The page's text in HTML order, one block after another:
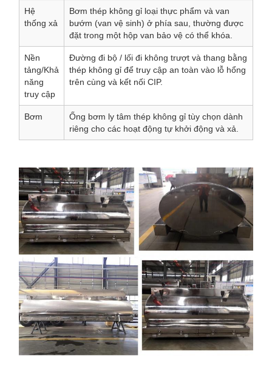
Hệ
thống xả
Bơm thép không gỉ loại thực phẩm và van
bướm (van vệ sinh) ở phía sau, thường được
đặt trong một hộp van bảo vệ có thể khóa.
Nền
tảng/Khả
năng
truy cập
Đường đi bộ / lối đi không trượt và thang bằng
thép không gỉ để truy cập an toàn vào lỗ hổng
trên cùng và kết nối CIP.
Bơm
Ống bơm ly tâm thép không gỉ tùy chọn dành
riêng cho các hoạt động tự khởi động và xả.